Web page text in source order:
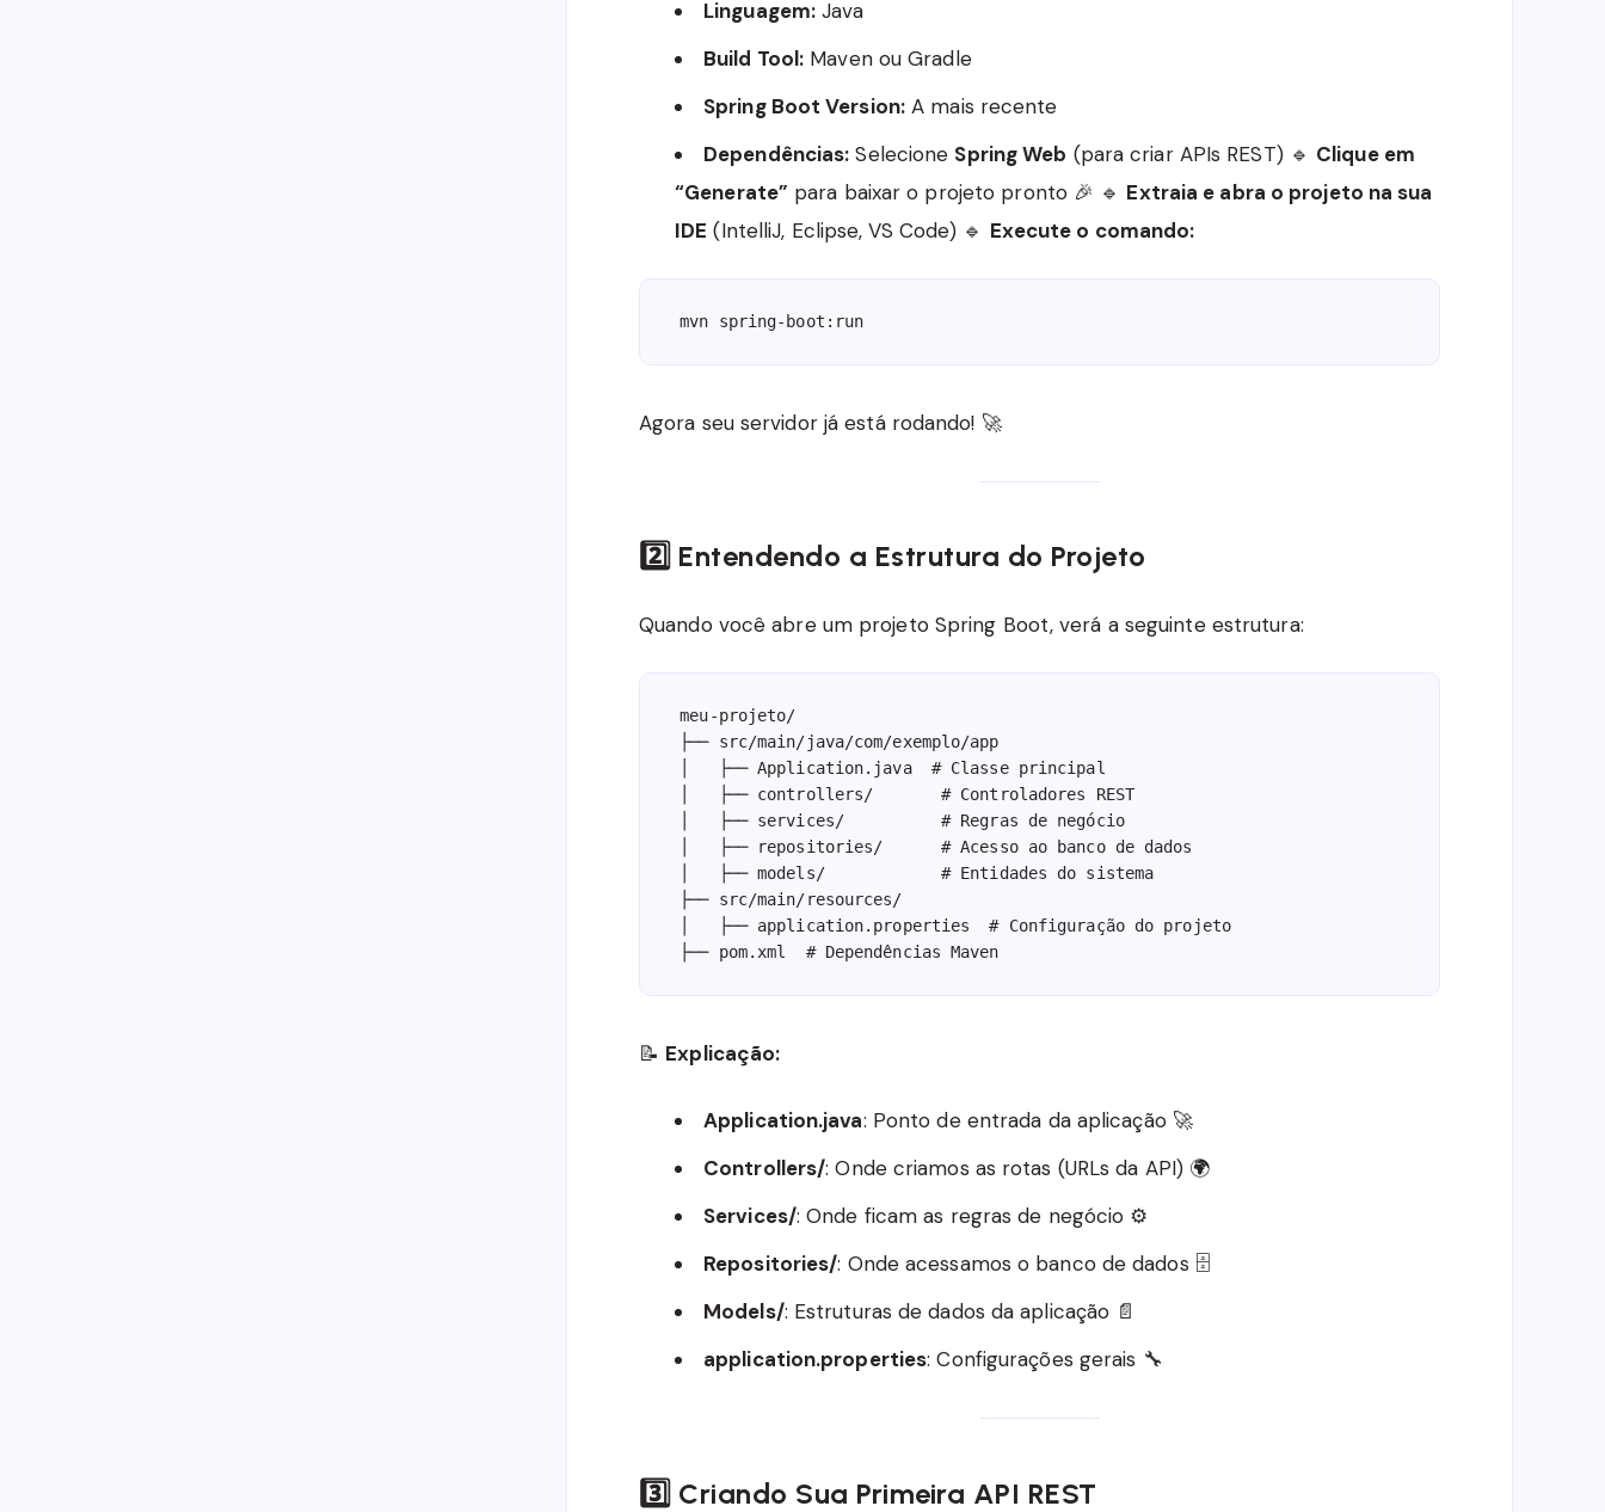
Linguagem: Java
Build Tool: Maven ou Gradle
Spring Boot Version: A mais recente
Dependências: Selecione Spring Web (para criar APIs REST) 🔹 Clique em
“Generate” para baixar o projeto pronto 🎉 🔹 Extraia e abra o projeto na sua
IDE (IntelliJ, Eclipse, VS Code) 🔹 Execute o comando:
mvn spring-boot:run
Agora seu servidor já está rodando! 🚀
2️⃣ Entendendo a Estrutura do Projeto
Quando você abre um projeto Spring Boot, verá a seguinte estrutura:
meu-projeto/
├── src/main/java/com/exemplo/app
│   ├── Application.java  # Classe principal
│   ├── controllers/       # Controladores REST
│   ├── services/          # Regras de negócio
│   ├── repositories/      # Acesso ao banco de dados
│   ├── models/            # Entidades do sistema
├── src/main/resources/
│   ├── application.properties  # Configuração do projeto
├── pom.xml  # Dependências Maven
📝 Explicação:
Application.java: Ponto de entrada da aplicação 🚀
Controllers/: Onde criamos as rotas (URLs da API) 🌍
Services/: Onde ficam as regras de negócio ⚙️
Repositories/: Onde acessamos o banco de dados 🗄️
Models/: Estruturas de dados da aplicação 📄
application.properties: Configurações gerais 🔧
3️⃣ Criando Sua Primeira API REST